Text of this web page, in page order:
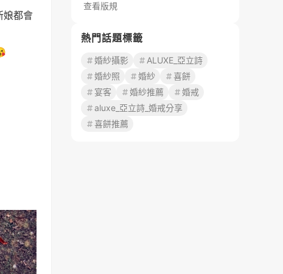
娘都會
查看版規
熱門話題標籤
婚紗攝影
ALUXE_亞立詩
婚紗照
婚紗
喜餅
宴客
婚紗推薦
婚戒
aluxe_亞立詩_婚戒分享
喜餅推薦